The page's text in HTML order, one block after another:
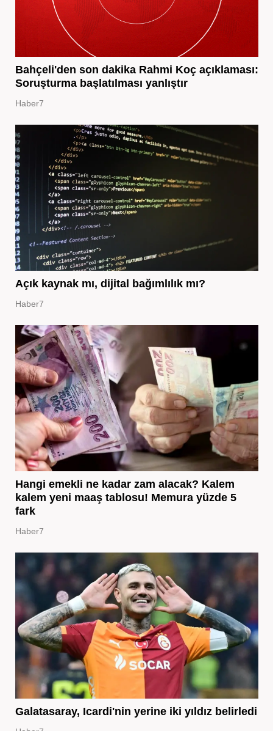
Bahçeli'den son dakika Rahmi Koç açıklaması:
Soruşturma başlatılması yanlıştır
Haber7
Açık kaynak mı, dijital bağımlılık mı?
Haber7
Hangi emekli ne kadar zam alacak? Kalem
kalem yeni maaş tablosu! Memura yüzde 5
fark
Haber7
Galatasaray, Icardi'nin yerine iki yıldız belirledi